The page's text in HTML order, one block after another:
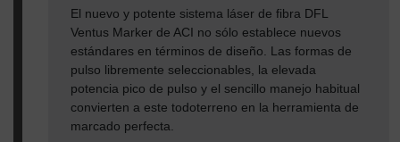
El nuevo y potente sistema láser de fibra DFL
Ventus Marker de ACI no sólo establece nuevos
estándares en términos de diseño. Las formas de
pulso libremente seleccionables, la elevada
potencia pico de pulso y el sencillo manejo habitual
convierten a este todoterreno en la herramienta de
marcado perfecta.